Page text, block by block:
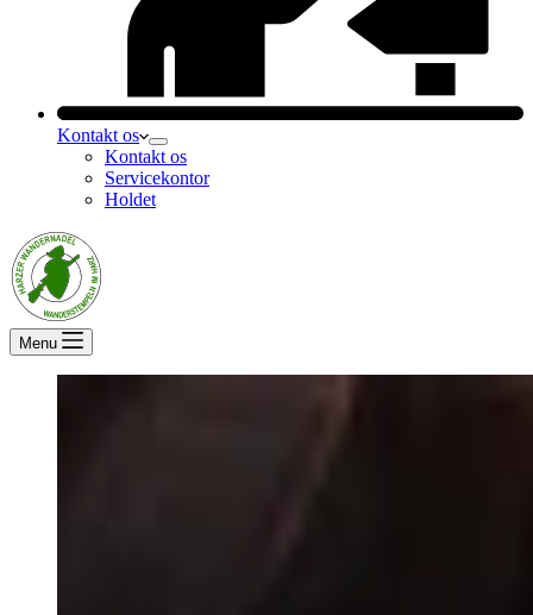
Kontakt os
Kontakt os
Servicekontor
Holdet
Menu